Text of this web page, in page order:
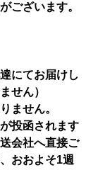
ございます。
にてお届けし
せん）
ません。
投函されます
会社へ直接ご
おおよそ1週